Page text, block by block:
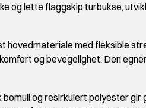
og lette flaggskip turbukse,
hovedmateriale med fleksible
og bevegelighet. Den
og resirkulert polyester gir